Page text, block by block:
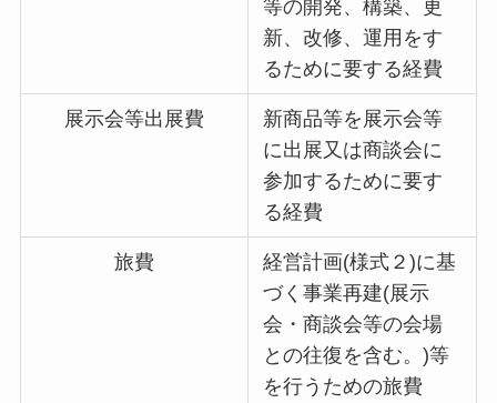
等の開発、構築、更
新、改修、運用をす
るために要する経費
展示会等出展費
新商品等を展示会等
に出展又は商談会に
参加するために要す
る経費
旅費
経営計画(様式２)に基
づく事業再建(展示
会・商談会等の会場
との往復を含む。)等
を行うための旅費